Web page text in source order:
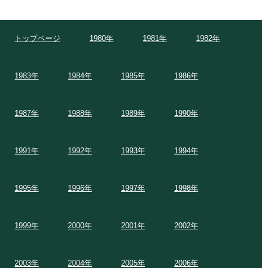
トップページ 1980年 1981年 1982年
1983年 1984年 1985年 1986年
1987年 1988年 1989年 1990年
1991年 1992年 1993年 1994年
1995年 1996年 1997年 1998年
1999年 2000年 2001年 2002年
2003年 2004年 2005年 2006年